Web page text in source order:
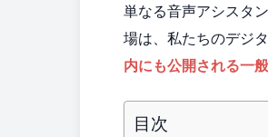
単なる音声アシスタ
場は、私たちのデジ
内にも公開される一
目次